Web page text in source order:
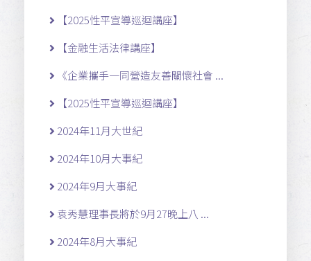
【2025性平宣導巡迴講座】
【金融生活法律講座】
《企業攜手一同營造友善關懷社會 ...
【2025性平宣導巡迴講座】
2024年11月大世紀
2024年10月大事紀
2024年9月大事紀
袁秀慧理事長將於9月27晚上八 ...
2024年8月大事紀